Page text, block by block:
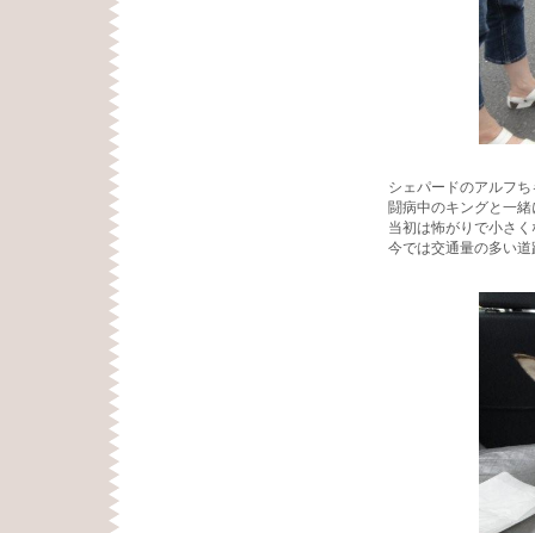
シェパードのアルフち
闘病中のキングと一
当初は怖がりで小さ
今では交通量の多い